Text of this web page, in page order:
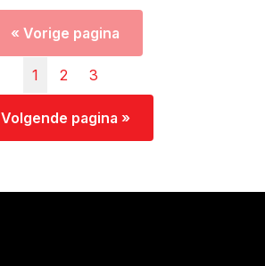
« Vorige pagina
1 2 3
Volgende pagina »